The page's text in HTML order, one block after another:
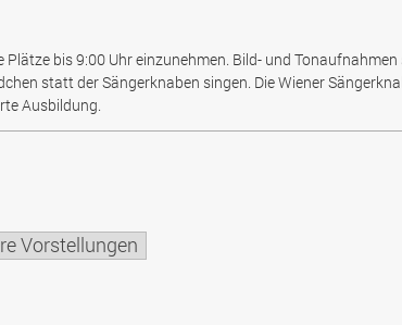
Plätze bis 9:00 Uhr einzunehmen. Bild- und
statt der Sängerknaben singen. Die Wiener
Ausbildung.
Vorstellungen